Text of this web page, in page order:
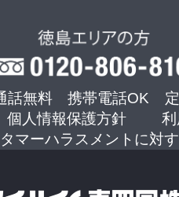
話無料 携帯電話OK
個人情報保護方針
マーハラスメントに対